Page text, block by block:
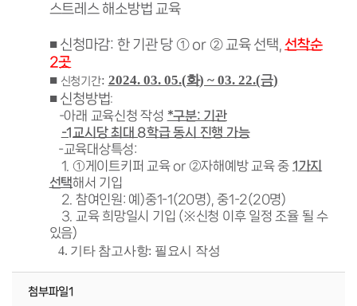
스트레스 해소방법 교육
■ 신청마감: 한 기관 당 ① or ② 교육 선택, 선착순
2곳
■ 신청기간: 2024. 03. 05.(화) ~ 03. 22.(금)
■ 신청방법:
-아래 교육신청 작성 *구분: 기관
-1교시당 최대 8학급 동시 진행 가능
-교육대상특성:
1. ①게이트키퍼 교육 or ②자해예방 교육 중 1가지
선택해서 기입
2. 참여인원: 예)중1-1(20명), 중1-2(20명)
3. 교육 희망일시 기입 (※신청 이후 일정 조율 될 수
있음)
4. 기타 참고사항: 필요시 작성
첨부파일1